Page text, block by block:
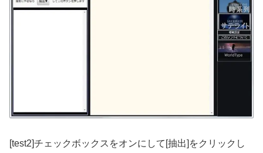
[test2]チェックボックスをオンにして[抽出]をクリックし